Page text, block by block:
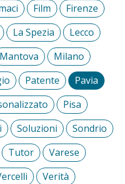
Film
Firenze
La Spezia
Lecco
Mantova
Milano
Patente
Pavia
Pisa
Soluzioni
Sondrio
Tutor
Varese
Verità